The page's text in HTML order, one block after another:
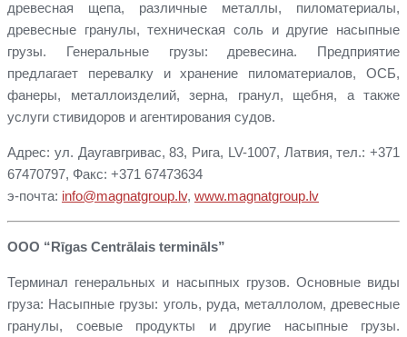
древесная щепа, различные металлы, пиломатериалы,
древесные гранулы, техническая соль и другие насыпные
грузы. Генеральные грузы: древесина. Предприятие
предлагает перевалку и хранение пиломатериалов, ОСБ,
фанеры, металлоизделий, зерна, гранул, щебня, а также
услуги стивидоров и агентирования судов.
Адрес: ул. Даугавгривас, 83, Рига, LV-1007, Латвия, тел.: +371
67470797, Факс: +371 67473634
э-почта: info@magnatgroup.lv, www.magnatgroup.lv
ООО “Rīgas Centrālais termināls”
Терминал генеральных и насыпных грузов. Основные виды
груза: Насыпные грузы: уголь, руда, металлолом, древесные
гранулы, соевые продукты и другие насыпные грузы.